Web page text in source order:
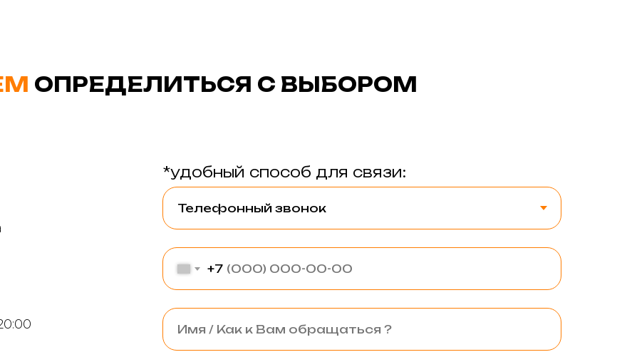
ОПРЕДЕЛИТЬСЯ С ВЫБОРОМ
*удобный способ для связи:
+7